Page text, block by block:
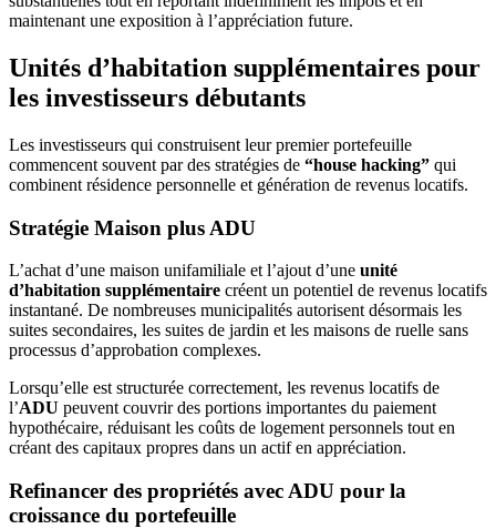
maintenant une exposition à l’appréciation future.
Unités d’habitation supplémentaires pour
les investisseurs débutants
Les investisseurs qui construisent leur premier portefeuille
commencent souvent par des stratégies de “house hacking” qui
combinent résidence personnelle et génération de revenus locatifs.
Stratégie Maison plus ADU
L’achat d’une maison unifamiliale et l’ajout d’une unité
d’habitation supplémentaire créent un potentiel de revenus locatifs
instantané. De nombreuses municipalités autorisent désormais les
suites secondaires, les suites de jardin et les maisons de ruelle sans
processus d’approbation complexes.
Lorsqu’elle est structurée correctement, les revenus locatifs de
l’ADU peuvent couvrir des portions importantes du paiement
hypothécaire, réduisant les coûts de logement personnels tout en
créant des capitaux propres dans un actif en appréciation.
Refinancer des propriétés avec ADU pour la
croissance du portefeuille